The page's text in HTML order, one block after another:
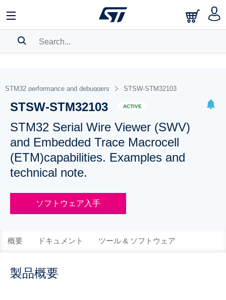
BOOKMARK
Pleaselog into show your saved searches.
STM32 performance and debuggers STSW-STM32103
STSW-STM32103 ACTIVE
STM32 Serial Wire Viewer (SWV)
and Embedded Trace Macrocell
(ETM)capabilities. Examples and
technical note.
ソフトウェア入手
概要 ドキュメント ツール & ソフトウェア
製品概要